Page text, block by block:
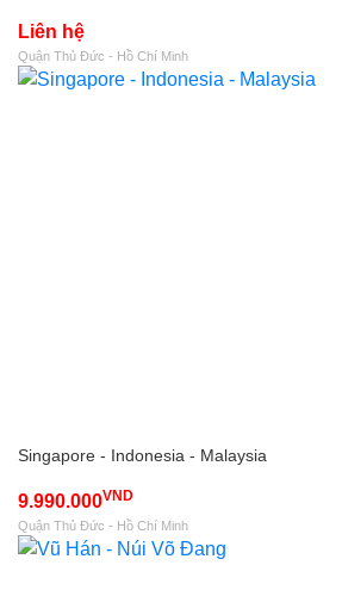
Liên hệ
Quận Thủ Đức - Hồ Chí Minh
Singapore - Indonesia - Malaysia
9.990.000VND
Quận Thủ Đức - Hồ Chí Minh